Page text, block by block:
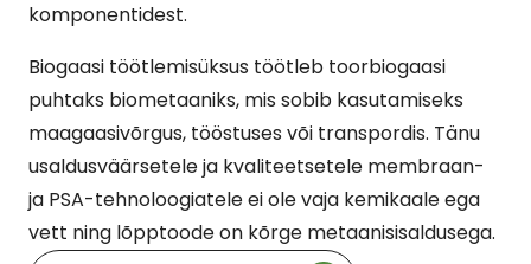
komponentidest.
Biogaasi töötlemisüksus töötleb toorbiogaasi
puhtaks biometaaniks, mis sobib kasutamiseks
maagaasivõrgus, tööstuses või transpordis. Tänu
usaldusväärsetele ja kvaliteetsetele membraan-
ja PSA-tehnoloogiatele ei ole vaja kemikaale ega
vett ning lõpptoode on kõrge metaanisisaldusega.